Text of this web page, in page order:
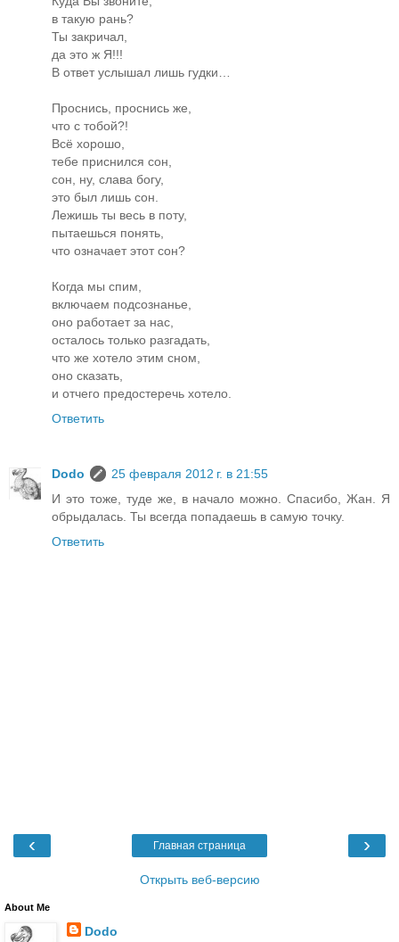
в такую рань?
Ты закричал,
да это ж Я!!!
В ответ услышал лишь гудки…
Проснись, проснись же,
что с тобой?!
Всё хорошо,
тебе приснился сон,
сон, ну, слава богу,
это был лишь сон.
Лежишь ты весь в поту,
пытаешься понять,
что означает этот сон?
Когда мы спим,
включаем подсознанье,
оно работает за нас,
осталось только разгадать,
что же хотело этим сном,
оно сказать,
и отчего предостеречь хотело.
Ответить
Dodo
25 февраля 2012 г. в 21:55
И это тоже, туде же, в начало можно. Спасибо, Жан. Я
обрыдалась. Ты всегда попадаешь в самую точку.
Ответить
‹ ›
Главная страница
Открыть веб-версию
About Me
Dodo